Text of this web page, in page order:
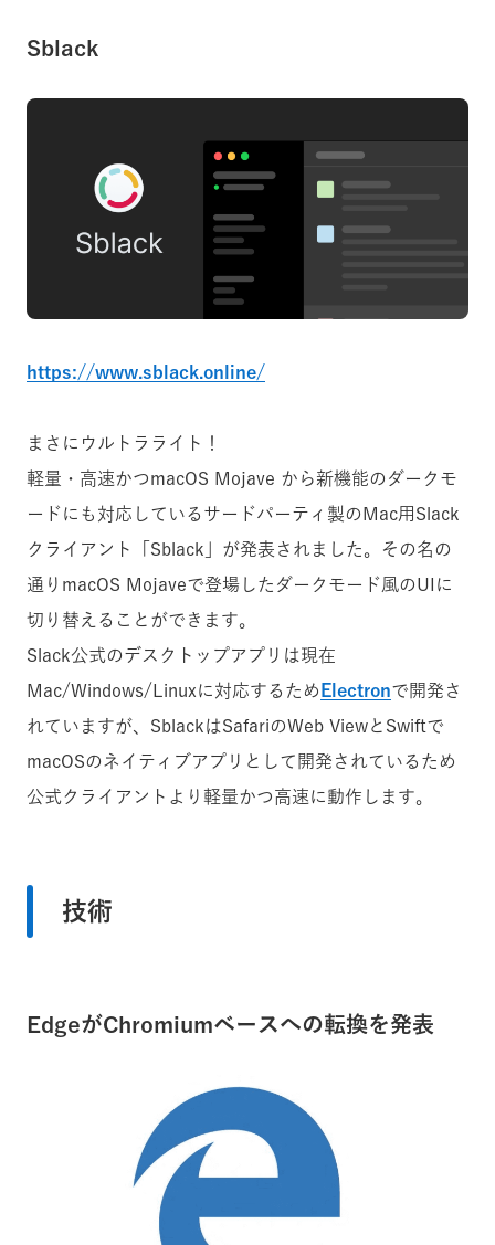
Sblack
https://www.sblack.online/
まさにウルトラライト！
軽量・高速かつmacOS Mojave から新機能のダークモ
ードにも対応しているサードパーティ製のMac用Slack
クライアント「Sblack」が発表されました。
その名の
通りmacOS Mojaveで登場したダークモード風のUIに
切り替えることができます。
Slack公式のデスクトップアプリは現在
Mac/Windows/Linuxに対応するため Electronで開発さ
れていますが、SblackはSafariのWeb ViewとSwiftで
macOSのネイティブアプリとして開発されているため
公式クライアントより軽量かつ高速に動作します。
技術
EdgeがChromiumベースへの転換を発表